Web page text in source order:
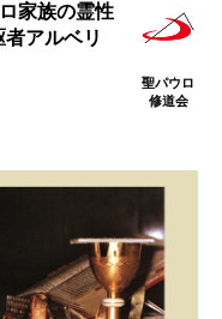
家族の霊性
アルベリ
聖パウロ
修道会